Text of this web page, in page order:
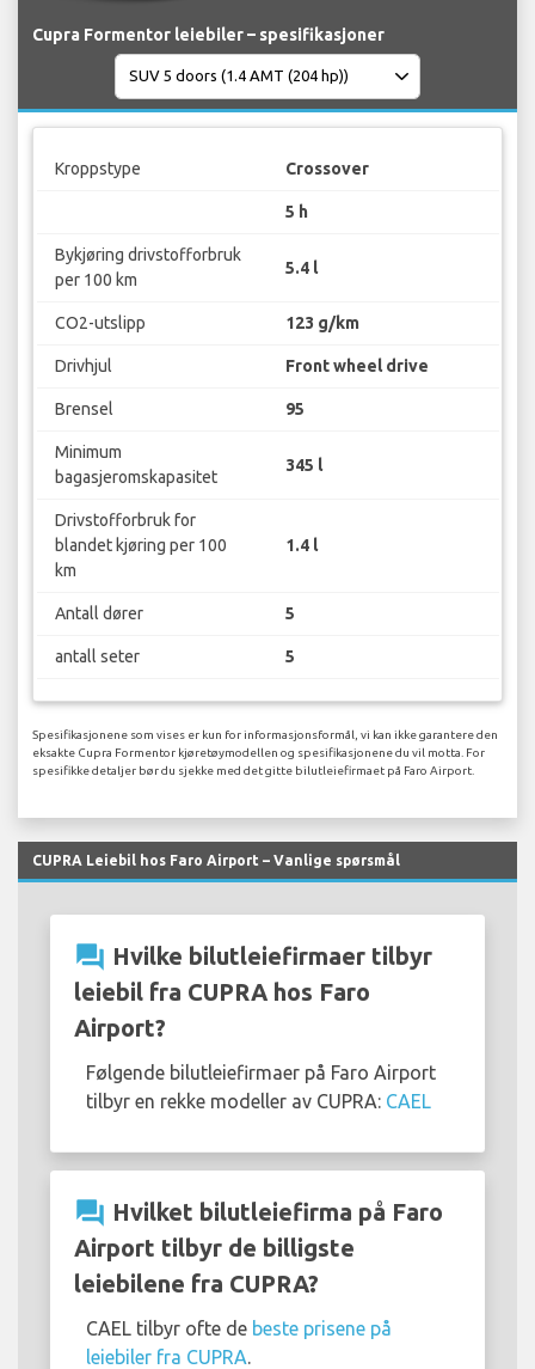
Cupra Formentor leiebiler – spesifikasjoner
Kroppstype Crossover
5 h
Bykjøring drivstofforbruk
per 100 km
5.4 l
CO2-utslipp 123 g/km
Drivhjul Front wheel drive
Brensel 95
Minimum
bagasjeromskapasitet
345 l
Drivstofforbruk for
blandet kjøring per 100
km
1.4 l
Antall dører 5
antall seter 5
Spesifikasjonene som vises er kun for informasjonsformål, vi kan ikke garantere den
eksakte Cupra Formentor kjøretøymodellen og spesifikasjonene du vil motta. For
spesifikke detaljer bør du sjekke med det gitte bilutleiefirmaet på Faro Airport.
CUPRA Leiebil hos Faro Airport – Vanlige spørsmål
question_answer Hvilke bilutleiefirmaer tilbyr
leiebil fra CUPRA hos Faro
Airport?
Følgende bilutleiefirmaer på Faro Airport
tilbyr en rekke modeller av CUPRA: CAEL
question_answer Hvilket bilutleiefirma på Faro
Airport tilbyr de billigste
leiebilene fra CUPRA?
CAEL tilbyr ofte de beste prisene på
leiebiler fra CUPRA